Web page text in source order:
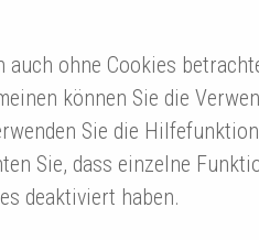
ohne Cookies
können Sie die
Sie die
Sie, dass einzelne
deaktiviert haben.